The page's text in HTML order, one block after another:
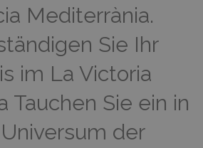
Mediterrània.
Sie Ihr
im La Victoria
Tauchen Sie ein in
der